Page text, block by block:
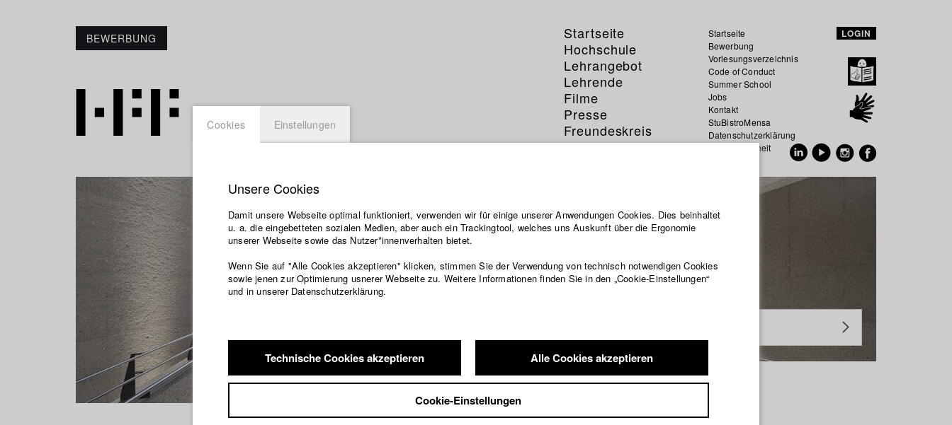
BEWERBUNG
Startseite
Hochschule
Lehrangebot
Lehrende
Filme
Presse
Freundeskreis
Service
Startseite
Bewerbung
Vorlesungsverzeichnis
Code of Conduct
Summer School
Jobs
Kontakt
StuBistroMensa
Datenschutzerklärung
Datensicherheit
LOGIN
Studierende / Alumni
a b c d e f g h i j k l m n o p q r s t u v w x y z Alle
Cookies Einstellungen
Unsere Cookies
Damit unsere Webseite optimal funktioniert, verwenden wir für einige unserer Anwendungen Cookies. Dies beinhaltet
u. a. die eingebetteten sozialen Medien, aber auch ein Trackingtool, welches uns Auskunft über die Ergonomie
unserer Webseite sowie das Nutzer*innenverhalten bietet.
Wenn Sie auf "Alle Cookies akzeptieren" klicken, stimmen Sie der Verwendung von technisch notwendigen Cookies
sowie jenen zur Optimierung usnerer Webseite zu. Weitere Informationen finden Sie in den „Cookie-Einstellungen“
und in unserer Datenschutzerklärung.
Technische Cookies akzeptieren Alle Cookies akzeptieren
Cookie-Einstellungen